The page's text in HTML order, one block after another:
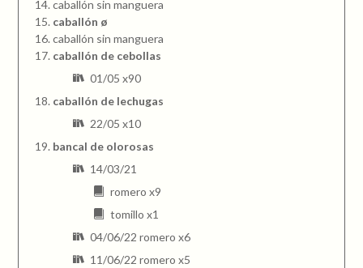
caballón sin manguera
caballón ø
caballón sin manguera
caballón de cebollas
01/05 x90
caballón de lechugas
22/05 x10
bancal de olorosas
14/03/21
romero x9
tomillo x1
04/06/22 romero x6
11/06/22 romero x5